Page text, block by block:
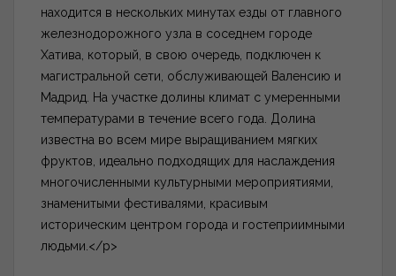
находится в нескольких минутах езды от главного
железнодорожного узла в соседнем городе
Хатива, который, в свою очередь, подключен к
магистральной сети, обслуживающей Валенсию и
Мадрид. На участке долины климат с умеренными
температурами в течение всего года. Долина
известна во всем мире выращиванием мягких
фруктов, идеально подходящих для наслаждения
многочисленными культурными мероприятиями,
знаменитыми фестивалями, красивым
историческим центром города и гостеприимными
людьми.</p>